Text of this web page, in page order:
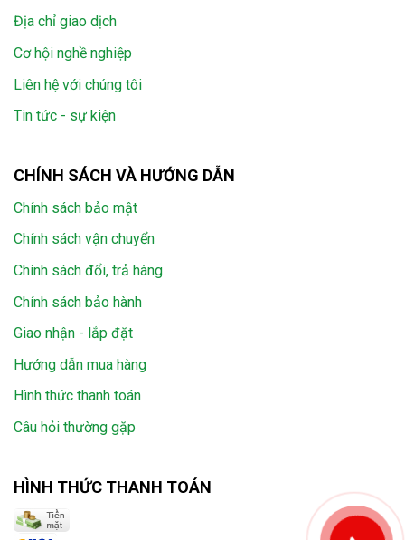
Địa chỉ giao dịch
Cơ hội nghề nghiệp
Liên hệ với chúng tôi
Tin tức - sự kiện
CHÍNH SÁCH VÀ HƯỚNG DẪN
Chính sách bảo mật
Chính sách vận chuyển
Chính sách đổi, trả hàng
Chính sách bảo hành
Giao nhận - lắp đặt
Hướng dẫn mua hàng
Hình thức thanh toán
Câu hỏi thường gặp
HÌNH THỨC THANH TOÁN